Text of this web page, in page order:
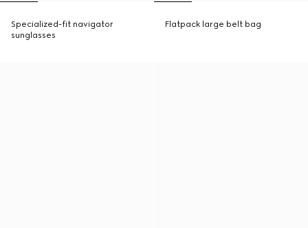
Specialized-fit navigator
sunglasses
Flatpack large belt bag